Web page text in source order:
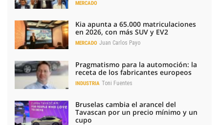
MERCADO
Kia apunta a 65.000 matriculaciones
en 2026, con más SUV y EV2
MERCADO Juan Carlos Payo
Pragmatismo para la automoción: la
receta de los fabricantes europeos
INDUSTRIA Toni Fuentes
Bruselas cambia el arancel del
Tavascan por un precio mínimo y un
cupo